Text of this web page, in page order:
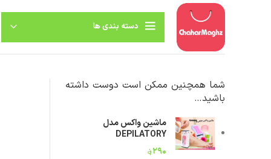
دسته بندی ها
شما همچنین ممکن است دوست داشته
باشید…
ماشین واکس مدل
DEPILATORY
۲۹۰؋